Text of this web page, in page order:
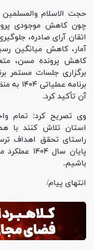
حجت الاسلام
چون کاهش موجودی
اتقان آرای صادره،
آمار، کاهش میانگین
کاهش پرونده مسن،
برگزاری جلسات مستمر
برنامه
آن تأکید کرد.
وی تصریح کرد: تمام
استان تلاش کنند با
راستای تحقق اهداف
پایان سال
باشیم.
انتهای پیام/